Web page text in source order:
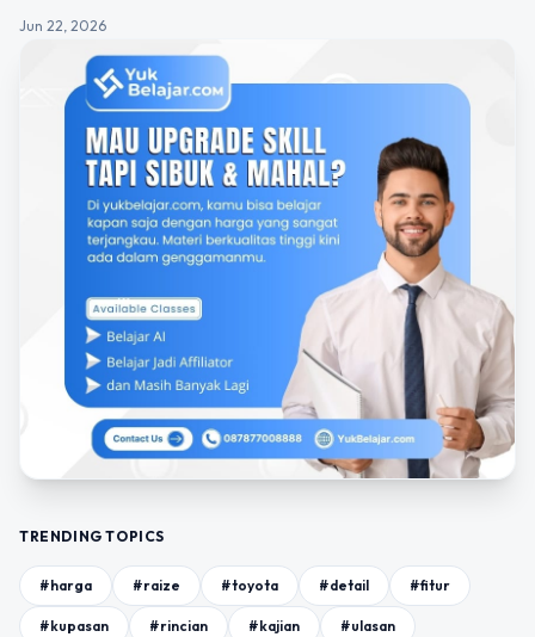
Jun 22, 2026
TRENDING TOPICS
#harga #raize #toyota #detail #fitur
#kupasan #rincian #kajian #ulasan